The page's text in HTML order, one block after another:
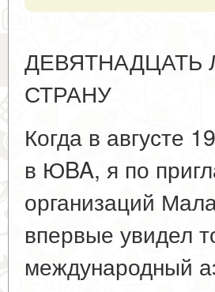
ДЕВЯТНАДЦАТЬ
СТРАНУ
Когда в августе
в ЮBA, я по
организаций
впервые увидел
международный